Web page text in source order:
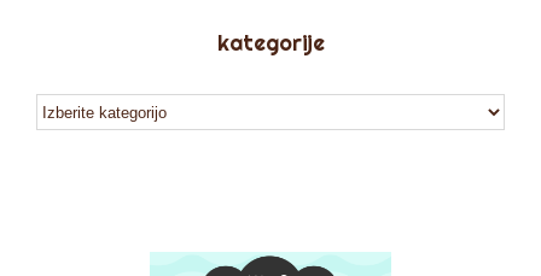
kategorije
kategorije